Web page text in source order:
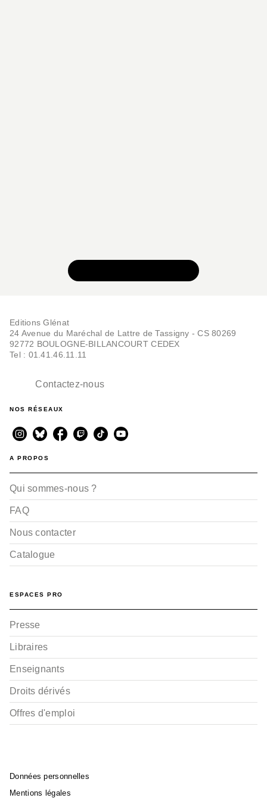
Editions Glénat
24 Avenue du Maréchal de Lattre de Tassigny - CS 80269
92772 BOULOGNE-BILLANCOURT CEDEX
Tel : 01.41.46.11.11
Contactez-nous
NOS RÉSEAUX
A PROPOS
Qui sommes-nous ?
FAQ
Nous contacter
Catalogue
ESPACES PRO
Presse
Libraires
Enseignants
Droits dérivés
Offres d'emploi
Données personnelles
Mentions légales